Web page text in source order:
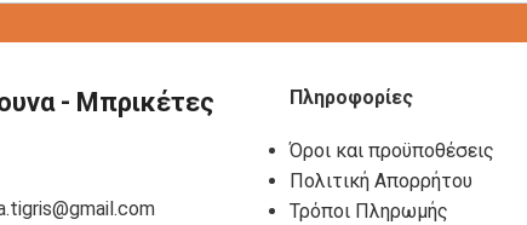
- Μπρικέτες
Πληροφορίες
Όροι και προϋποθέσεις
Πολιτική Απορρήτου
Τρόποι Πληρωμής